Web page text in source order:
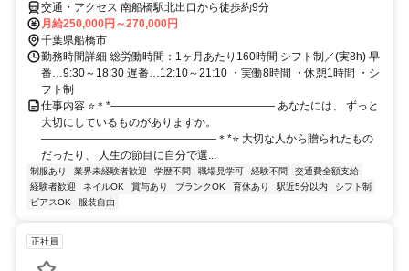
交通・アクセス 南船橋駅北出口から徒歩約9分
月給250,000円～270,000円
千葉県船橋市
勤務時間詳細 総労働時間：1ヶ月あたり160時間 シフト制／(実8h) 早
番…9:30～18:30 遅番…12:10～21:10 ・実働8時間 ・休憩1時間 ・シ
フト制
仕事内容 ⭐＊*――――――――――――――― あなたには、 ずっと
大切にしているものがありますか。
――――――――――――――――＊*⭐ 大切な人から贈られたもの
だったり、 人生の節目に自分で選...
制服あり 業界未経験者歓迎 学歴不問 職場見学可 経験不問
交通費全額支給
経験者歓迎
ネイルOK 賞与あり ブランクOK 育休あり 駅近5分以内
シフト制
ピアスOK
服装自由
正社員